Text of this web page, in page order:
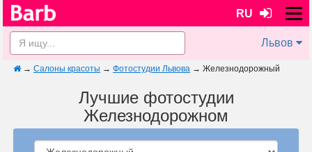
RU
Львов
→ Салоны красоты → Фотостудии Львова → Железнодорожный
Лучшие фотостудии
Железнодорожном